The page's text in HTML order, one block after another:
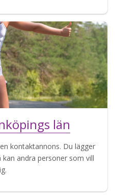
län
kontaktannons. Du lägger
andra personer som vill